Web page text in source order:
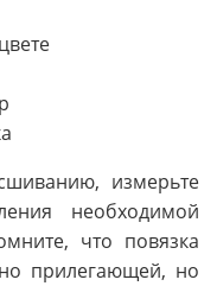
измерьте
необходимой
что повязка
прилегающей, но